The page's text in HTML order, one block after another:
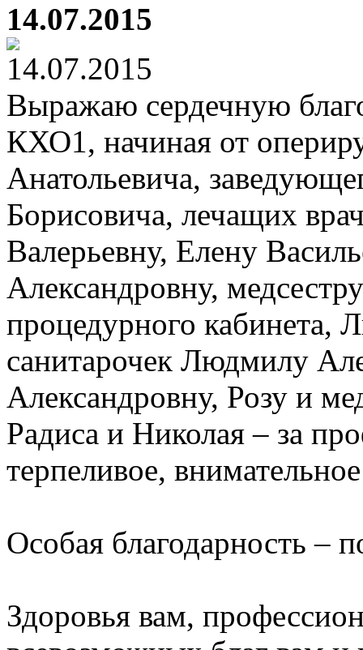
14.07.2015
Выражаю сердечную
КХО1, начиная от
Анатольевича,
Борисовича, лечащих
Валерьевну, Елену
Александровну,
процедурного кабинета,
санитарочек Людмилу
Александровну, Розу и
Радиса и Николая – за
терпеливое,
Особая благодарность –
Здоровья вам,